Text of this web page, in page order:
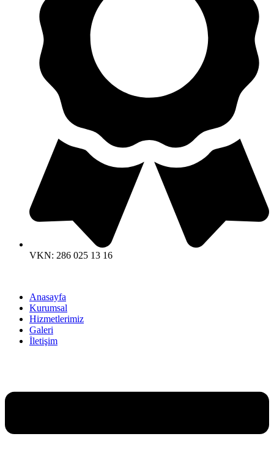
VKN: 286 025 13 16
Anasayfa
Kurumsal
Hizmetlerimiz
Galeri
İletişim